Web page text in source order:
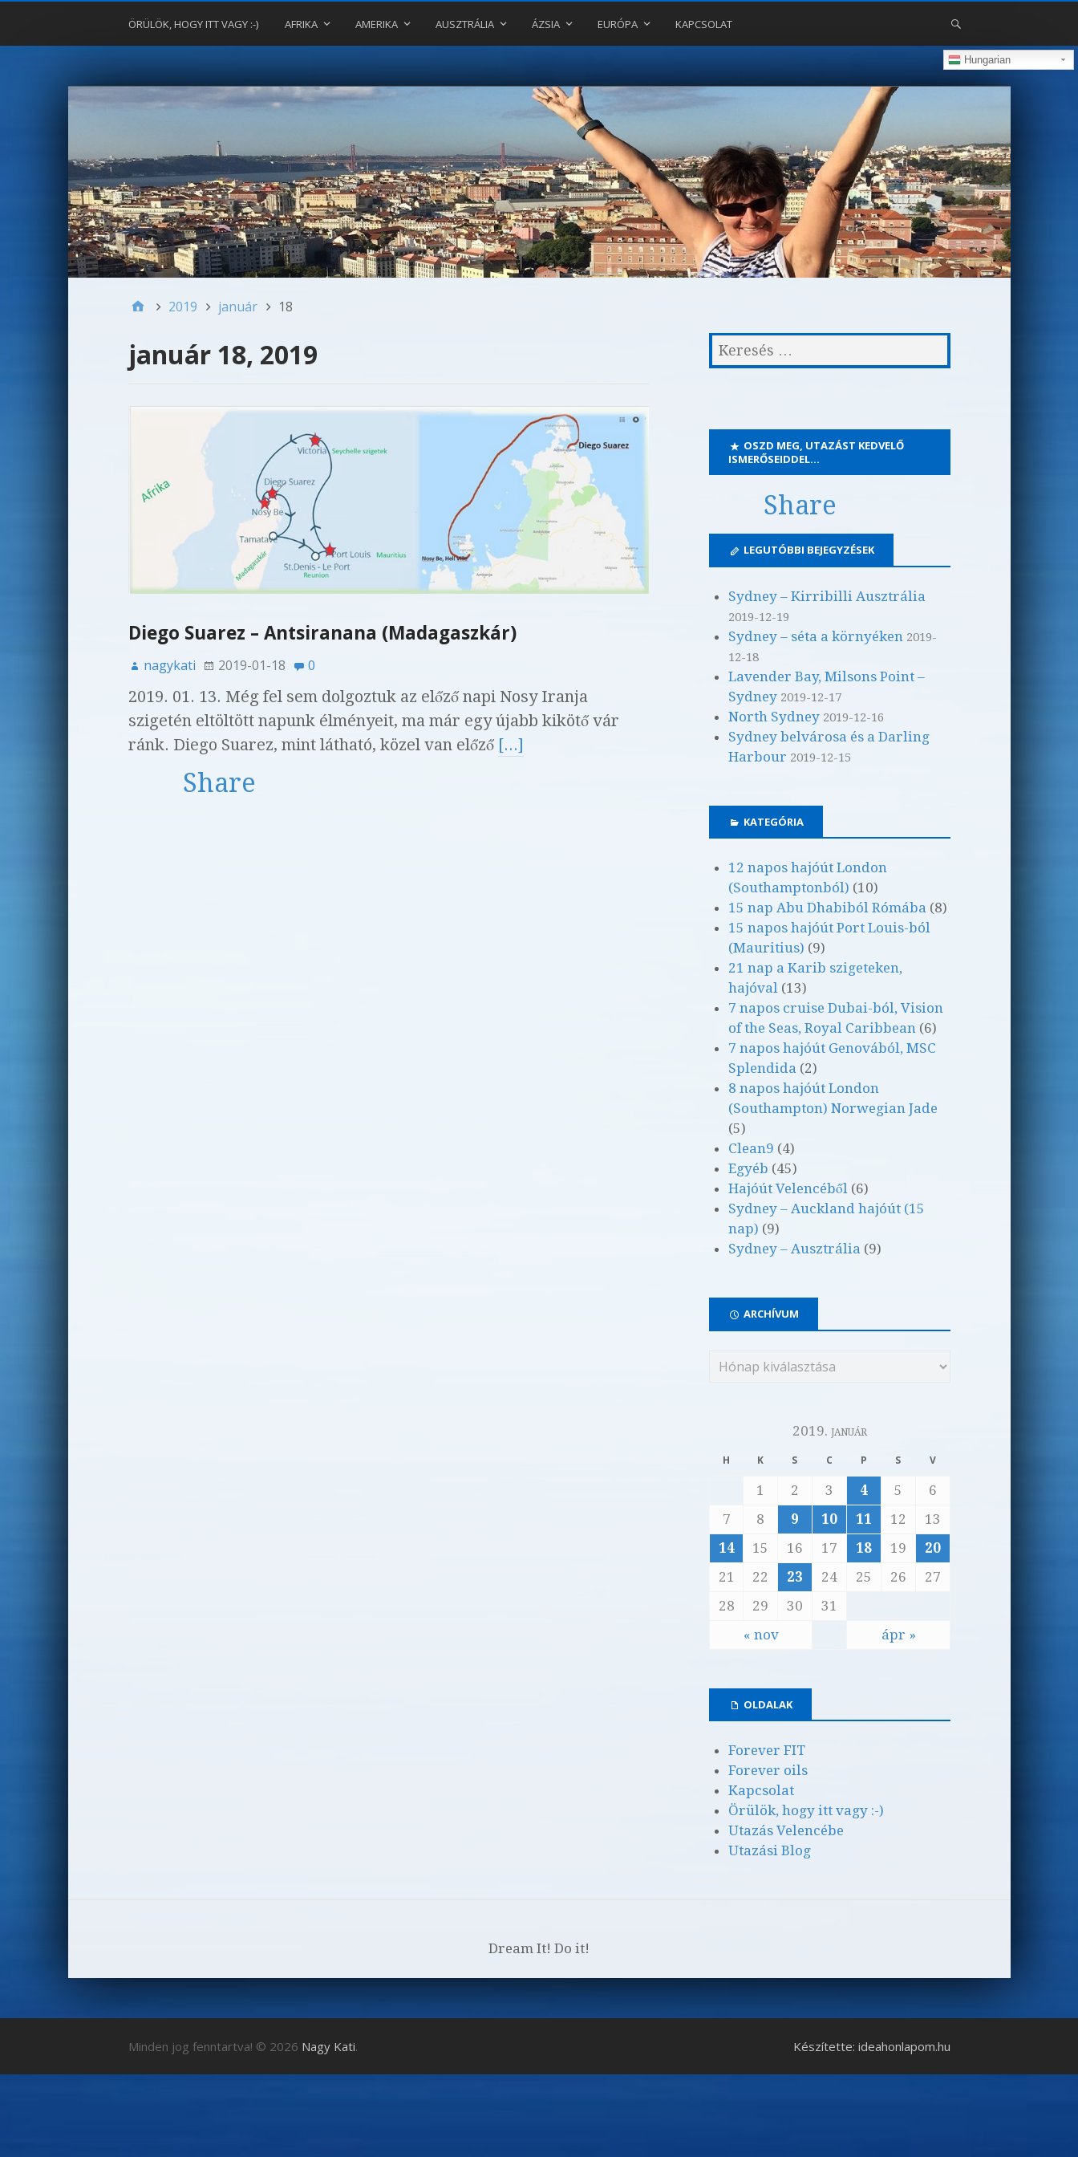
ÖRÜLÖK, HOGY ITT VAGY :-) AFRIKA AMERIKA AUSZTRÁLIA ÁZSIA EURÓPA KAPCSOLAT
Hungarian
2019 január 18
január 18, 2019
Diego Suarez – Antsiranana (Madagaszkár)
nagykati 2019-01-18 0
2019. 01. 13. Még fel sem dolgoztuk az előző napi Nosy Iranja
szigetén eltöltött napunk élményeit, ma már egy újabb kikötő vár
ránk. Diego Suarez, mint látható, közel van előző [...]
Share
OSZD MEG, UTAZÁST KEDVELŐ
ISMERŐSEIDDEL…
Share
LEGUTÓBBI BEJEGYZÉSEK
Sydney – Kirribilli Ausztrália
2019-12-19
Sydney – séta a környéken 2019-
12-18
Lavender Bay, Milsons Point –
Sydney 2019-12-17
North Sydney 2019-12-16
Sydney belvárosa és a Darling
Harbour 2019-12-15
KATEGÓRIA
12 napos hajóút London
(Southamptonból) (10)
15 nap Abu Dhabiból Rómába (8)
15 napos hajóút Port Louis-ból
(Mauritius) (9)
21 nap a Karib szigeteken,
hajóval (13)
7 napos cruise Dubai-ból, Vision
of the Seas, Royal Caribbean (6)
7 napos hajóút Genovából, MSC
Splendida (2)
8 napos hajóút London
(Southampton) Norwegian Jade
(5)
Clean9 (4)
Egyéb (45)
Hajóút Velencéből (6)
Sydney – Auckland hajóút (15
nap) (9)
Sydney – Ausztrália (9)
ARCHÍVUM
2019. január
H K S C P S V
« nov ápr »
1 2 3 4 5
6
7
8 9 10 11 12
13
14
15 16 17 18 19
20
21
22 23 24 25 26
27
28
29 30 31
OLDALAK
Forever FIT
Forever oils
Kapcsolat
Örülök, hogy itt vagy :-)
Utazás Velencébe
Utazási Blog
Dream It! Do it!
Minden jog fenntartva! © 2026 Nagy Kati. Készítette: ideahonlapom.hu